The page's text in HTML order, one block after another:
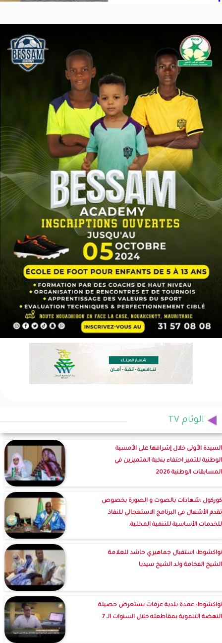
الوئام TV
السيدة الأولى خلال إشرافها على الأمسية
الوطنية للتميز احتفاء بنخبة المتميزين في
المسابقات الوطنية 2026
كوركول :شهادات بالصوت و الصورة بخصوص
تقدم الأشغال في البرنامج الاستعجالي للنفاذ
للخدمات الأساسية للتنمية المحلية.
نواكشوط: استقبال جماهيري حاشد للعلامة
الشيخ الفخامة ولد الشيخ سيديا
نواكشوط: عمدة بلدية عرفات يستعرض حصيلة
النهضة التنموية بمقاطعته خلال السنوات الـ 7